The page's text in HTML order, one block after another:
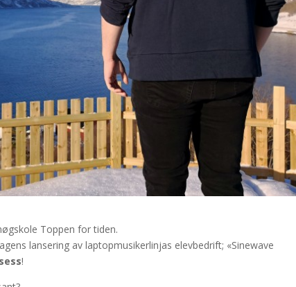
Toppen for tiden.
lansering av laptopmusikerlinjas elevbedrift; «Sinewave
!